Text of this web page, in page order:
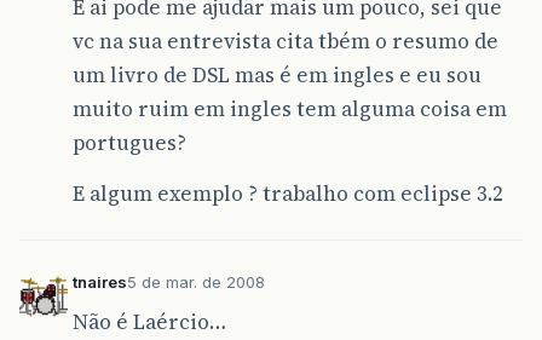
E ai pode me ajudar mais um pouco, sei que
vc na sua entrevista cita tbém o resumo de
um livro de DSL mas é em ingles e eu sou
muito ruim em ingles tem alguma coisa em
portugues?
E algum exemplo ? trabalho com eclipse 3.2
tnaires5 de mar. de 2008
Não é Laércio…